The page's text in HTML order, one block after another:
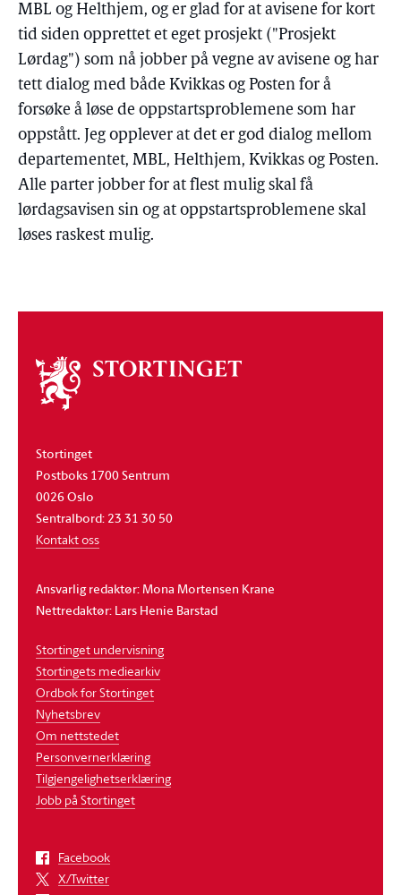
MBL og Helthjem, og er glad for at avisene for kort
tid siden opprettet et eget prosjekt ("Prosjekt
Lørdag") som nå jobber på vegne av avisene og har
tett dialog med både Kvikkas og Posten for å
forsøke å løse de oppstartsproblemene som har
oppstått. Jeg opplever at det er god dialog mellom
departementet, MBL, Helthjem, Kvikkas og Posten.
Alle parter jobber for at flest mulig skal få
lørdagsavisen sin og at oppstartsproblemene skal
løses raskest mulig.
Om
stortinget
Stortinget
Postboks 1700 Sentrum
0026 Oslo
Sentralbord: 23 31 30 50
Kontakt oss
Ansvarlig redaktør: Mona Mortensen Krane
Nettredaktør: Lars Henie Barstad
Stortinget undervisning
Stortingets mediearkiv
Ordbok for Stortinget
Nyhetsbrev
Om nettstedet
Personvernerklæring
Tilgjengelighetserklæring
Jobb på Stortinget
Facebook
X/Twitter